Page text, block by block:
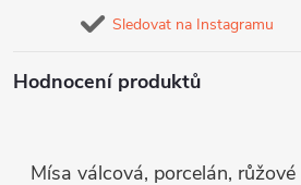
Sledovat na Instagramu
Hodnocení produktů